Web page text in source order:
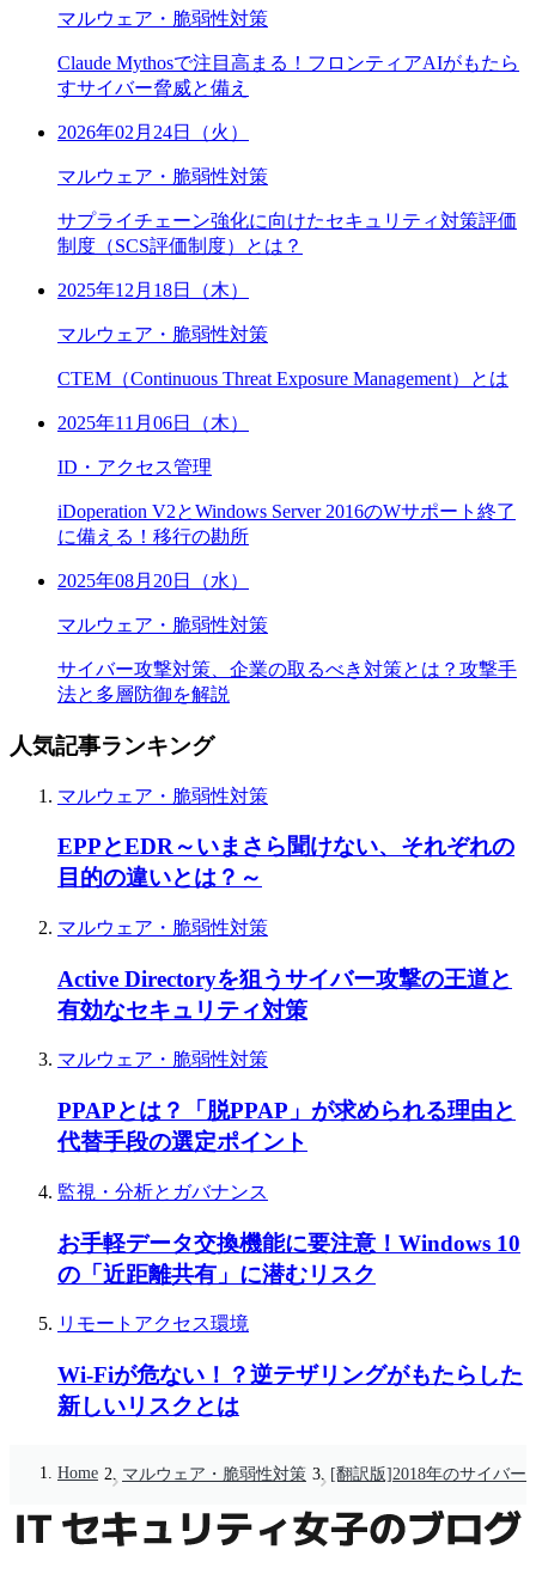
マルウェア・脆弱性対策
Claude Mythosで注目高まる！フロンティアAIがもたら
すサイバー脅威と備え
2026年02月24日（火）
マルウェア・脆弱性対策
サプライチェーン強化に向けたセキュリティ対策評価
制度（SCS評価制度）とは？
2025年12月18日（木）
マルウェア・脆弱性対策
CTEM（Continuous Threat Exposure Management）とは
2025年11月06日（木）
ID・アクセス管理
iDoperation V2とWindows Server 2016のWサポート終了
に備える！移行の勘所
2025年08月20日（水）
マルウェア・脆弱性対策
サイバー攻撃対策、企業の取るべき対策とは？攻撃手
法と多層防御を解説
人気記事ランキング
マルウェア・脆弱性対策
EPPとEDR～いまさら聞けない、それぞれの
目的の違いとは？～
マルウェア・脆弱性対策
Active Directoryを狙うサイバー攻撃の王道と
有効なセキュリティ対策
マルウェア・脆弱性対策
PPAPとは？「脱PPAP」が求められる理由と
代替手段の選定ポイント
監視・分析とガバナンス
お手軽データ交換機能に要注意！Windows 10
の「近距離共有」に潜むリスク
リモートアクセス環境
Wi-Fiが危ない！？逆テザリングがもたらした
新しいリスクとは
Home マルウェア・脆弱性対策 [翻訳版]2018年のサイバー